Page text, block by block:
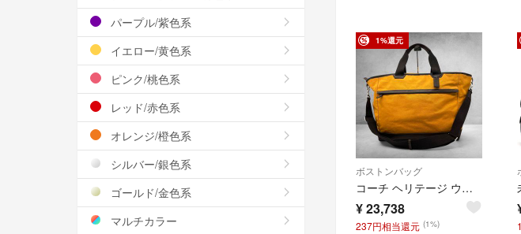
1%還元
ボストンバッグ
コーチ ヘリテージ ウェブ ウィークエンド 2way ボストンバッグ 大容量
¥23,738
237円相当還元 (1%)
パープル/紫色系
イエロー/黄色系
ピンク/桃色系
レッド/赤色系
オレンジ/橙色系
シルバー/銀色系
ゴールド/金色系
マルチカラー